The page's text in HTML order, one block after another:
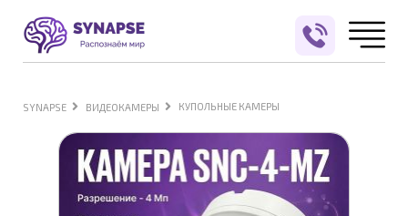
SYNAPSE ВИДЕОКАМЕРЫ КУПОЛЬНЫЕ КАМЕРЫ